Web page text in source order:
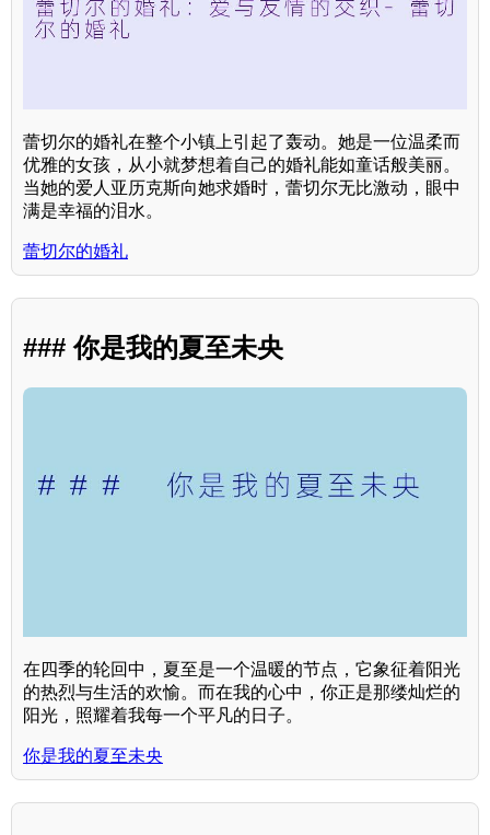
蕾切尔的婚礼在整个小镇上引起了轰动。她是一位温柔而
优雅的女孩，从小就梦想着自己的婚礼能如童话般美丽。
当她的爱人亚历克斯向她求婚时，蕾切尔无比激动，眼中
满是幸福的泪水。
蕾切尔的婚礼
### 你是我的夏至未央
在四季的轮回中，夏至是一个温暖的节点，它象征着阳光
的热烈与生活的欢愉。而在我的心中，你正是那缕灿烂的
阳光，照耀着我每一个平凡的日子。
你是我的夏至未央